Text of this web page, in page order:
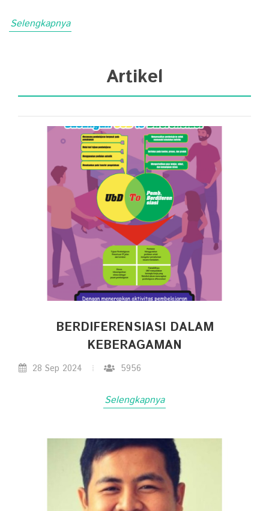
Selengkapnya
Artikel
BERDIFERENSIASI DALAM
KEBERAGAMAN
28 Sep 2024 5956
Selengkapnya